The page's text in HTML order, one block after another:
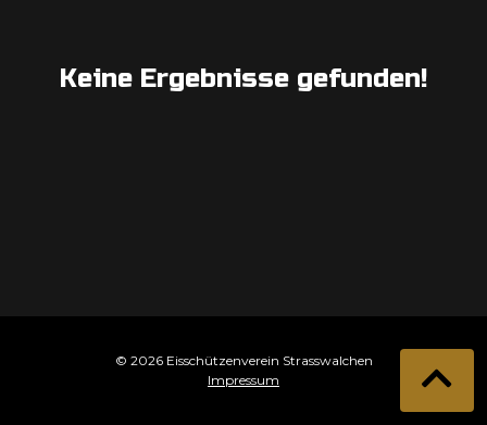
Keine Ergebnisse gefunden!
© 2026 Eisschützenverein Strasswalchen
Impressum